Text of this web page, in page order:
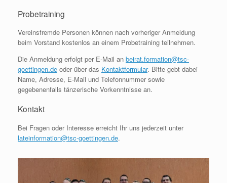
Probetraining
Vereinsfremde Personen können nach vorheriger Anmeldung
beim Vorstand kostenlos an einem Probetraining teilnehmen.
Die Anmeldung erfolgt per E-Mail an beirat.formation@tsc-
goettingen.de oder über das Kontaktformular. Bitte gebt dabei
Name, Adresse, E-Mail und Telefonnummer sowie
gegebenenfalls tänzerische Vorkenntnisse an.
Kontakt
Bei Fragen oder Interesse erreicht Ihr uns jederzeit unter
lateinformation@tsc-goettingen.de.